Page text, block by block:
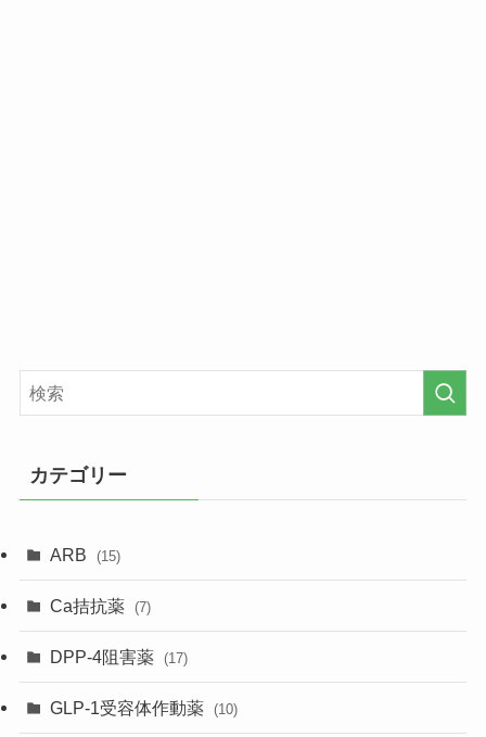
カテゴリー
ARB (15)
Ca拮抗薬 (7)
DPP-4阻害薬 (17)
GLP-1受容体作動薬 (10)